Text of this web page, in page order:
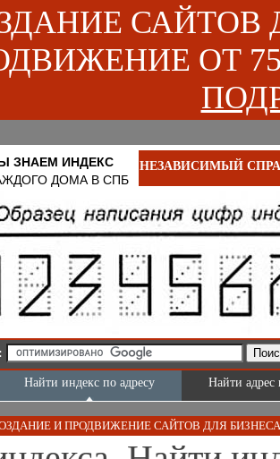
САЙТОВ
ОТ
ЗНАЕМ ИНДЕКС
ДОМА В СПБ
НЕЗАВИСИМЫЙ
Найти индекс по адресу Найти адрес
И ПРОДВИЖЕНИЕ САЙТОВ ДЛЯ